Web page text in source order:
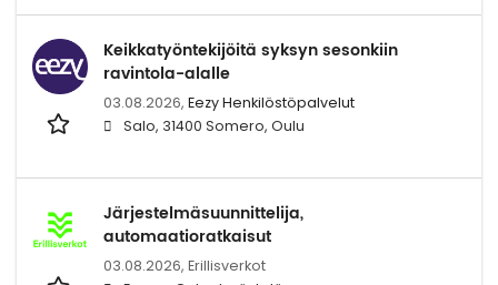
Keikkatyöntekijöitä syksyn sesonkiin
ravintola-alalle
03.08.2026, Eezy Henkilöstöpalvelut
Salo, 31400 Somero, Oulu
Järjestelmäsuunnittelija,
automaatioratkaisut
03.08.2026, Erillisverkot